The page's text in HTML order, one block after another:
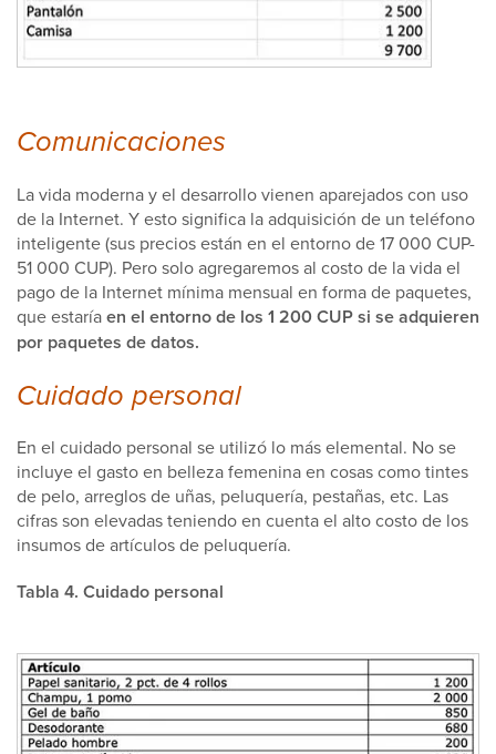
Comunicaciones
La vida moderna y el desarrollo vienen aparejados con uso
de la Internet. Y esto significa la adquisición de un teléfono
inteligente (sus precios están en el entorno de 17 000 CUP-
51 000 CUP). Pero solo agregaremos al costo de la vida el
pago de la Internet mínima mensual en forma de paquetes,
que estaríaen el entorno de los 1 200 CUP si se adquieren
por paquetes de datos.
Cuidado personal
En el cuidado personal se utilizó lo más elemental. No se
incluye el gasto en belleza femenina en cosas como tintes
de pelo, arreglos de uñas, peluquería, pestañas, etc. Las
cifras son elevadas teniendo en cuenta el alto costo de los
insumos de artículos de peluquería.
Tabla 4. Cuidado personal